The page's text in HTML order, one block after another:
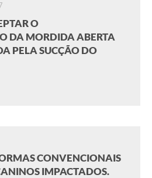
O
DA MORDIDA ABERTA
PELA SUCÇÃO DO
CONVENCIONAIS
IMPACTADOS.